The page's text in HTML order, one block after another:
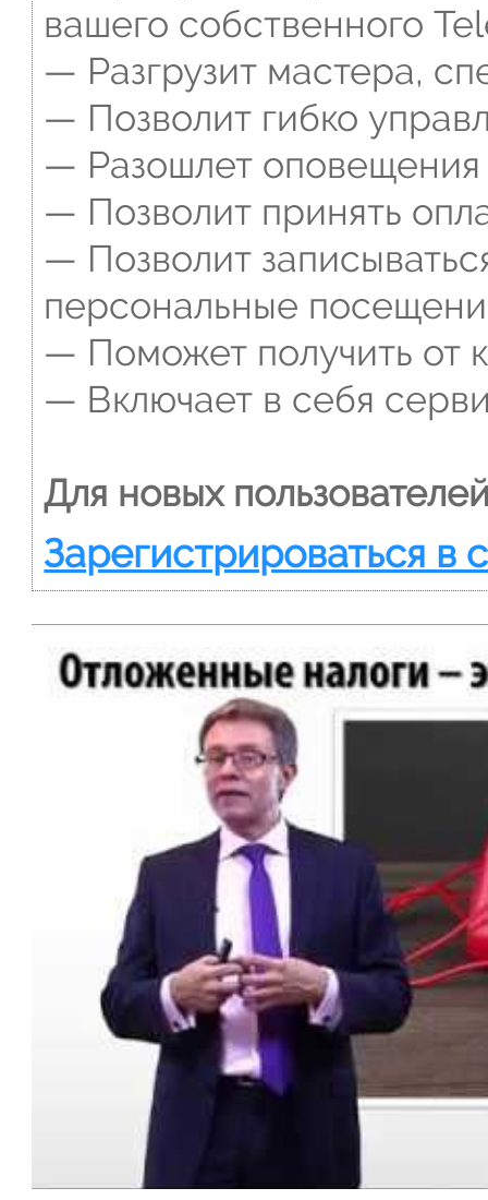
вашего собственного
— Разгрузит мастера,
— Позволит гибко
— Разошлет оповещения
— Позволит принять
— Позволит
персональные
— Поможет получить от
— Включает в себя
Для новых
Зарегистрироваться в